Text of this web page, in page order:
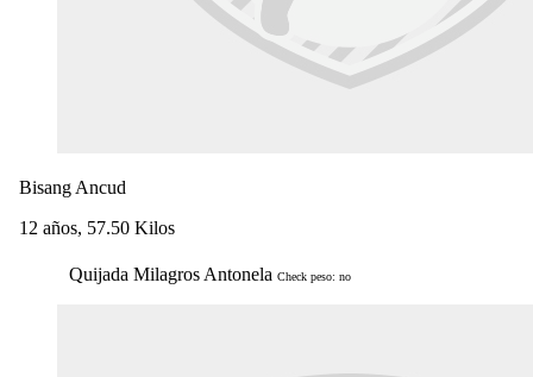
Bisang Ancud
12 años, 57.50 Kilos
Quijada Milagros Antonela Check peso: no